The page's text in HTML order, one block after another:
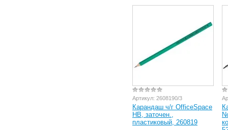
Артикул: 2608190/3
Карандаш ч/г OfficeSpace
HB, заточен.,
пластиковый, 260819